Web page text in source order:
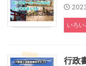
いろ
行政